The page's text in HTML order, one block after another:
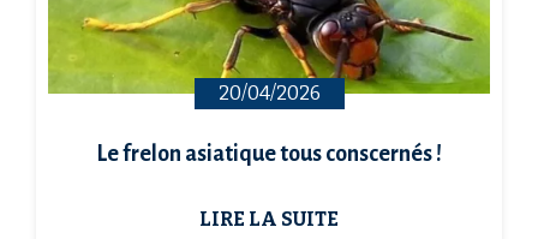
20/04/2026
Le frelon asiatique tous conscernés !
LIRE LA SUITE